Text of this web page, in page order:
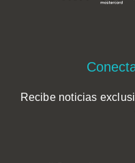
Recibe noticias